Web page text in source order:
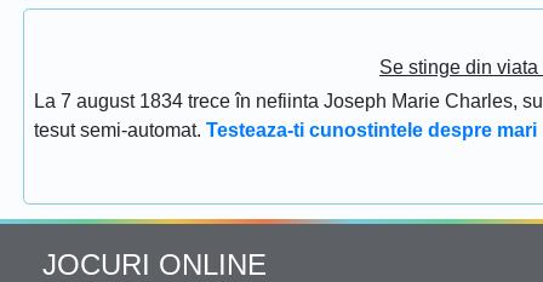
Se stinge din
La 7 august 1834 trece în nefiinta Joseph Marie Charles,
tesut semi-automat. Testeaza-ti cunostintele despre
JOCURI ONLINE